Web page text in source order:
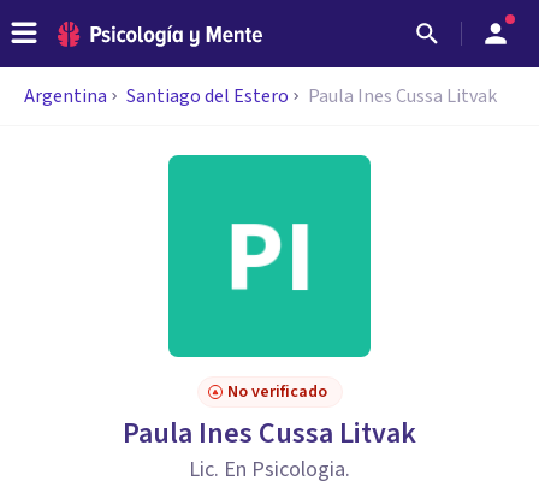
Argentina Santiago del Estero Paula Ines Cussa Litvak
No verificado
Paula Ines Cussa Litvak
Lic. En Psicologia.